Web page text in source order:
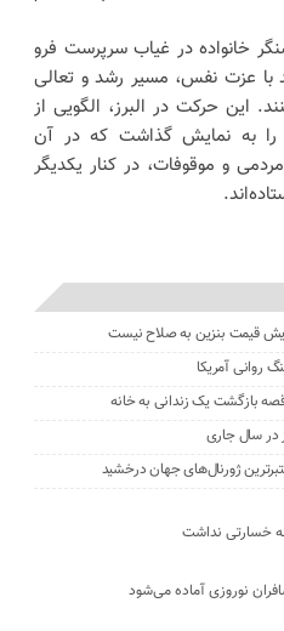
خانواده در غیاب سرپرست فرو
با عزت نفس، مسیر رشد و تعالی
این حرکت در البرز، الگویی از
را به نمایش گذاشت که در آن
و موقوفات، در کنار یکدیگر
قیمت بنزین به صلاح نیست
روانی آمریکا
بازگشت یک زندانی به خانه
ژورنال‌های جهان درخشید
نوروزی آماده می‌شود